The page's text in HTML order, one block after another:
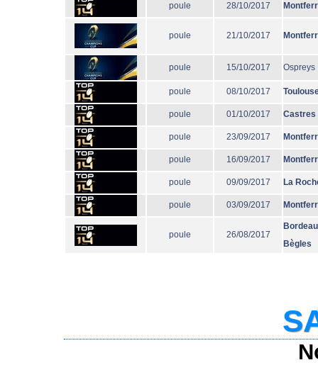
poule 28/10/2017
poule 21/10/2017
poule 15/10/2017 Ospreys
poule 08/10/2017
poule 01/10/2017 Castres
poule 23/09/2017
poule 16/09/2017
poule 09/09/2017 La
poule 03/09/2017
poule 26/08/2017
Bègles